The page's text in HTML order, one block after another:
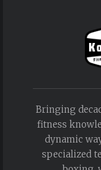
Bringing
fitness
dynamic
specialized